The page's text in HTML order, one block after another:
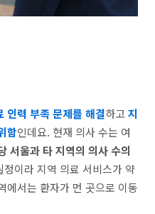
인력 부족 문제를 해결하고지
함인데요. 현재 의사 수는 여
서울과 타 지역의 의사 수의
이라 지역 의료 서비스가 약
에서는 환자가 먼 곳으로 이동